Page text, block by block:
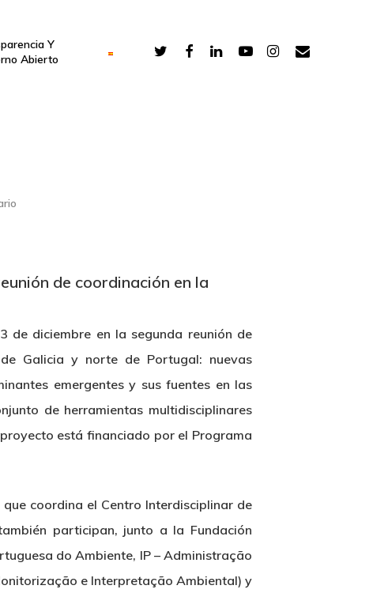
Y
Abierto
de coordinación en la
de diciembre en la segunda reunión de
Galicia y norte de Portugal: nuevas
emergentes y sus fuentes en las
de herramientas multidisciplinares
está financiado por el Programa
coordina el Centro Interdisciplinar de
participan, junto a la Fundación
do Ambiente, IP – Administração
e Interpretação Ambiental) y